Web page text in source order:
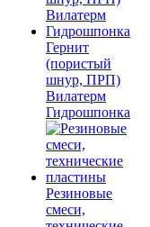
Гернит
(пористый
шнур, ПРП)
Вилатерм
Гидрошпонка
Резиновые
смеси,